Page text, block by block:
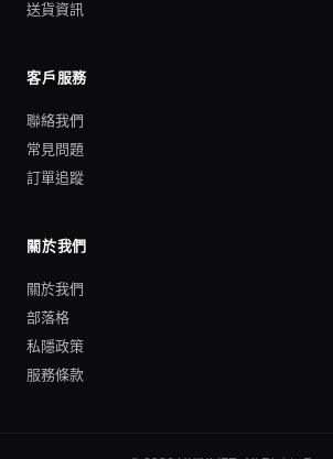
送貨資訊
客戶服務
聯絡我們
常見問題
訂單追蹤
關於我們
關於我們
部落格
私隱政策
服務條款